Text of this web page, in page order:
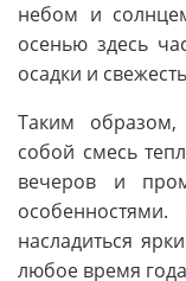
небом и
осенью здесь
осадки и
Таким образом,
собой смесь
вечеров и
насладиться
любое время